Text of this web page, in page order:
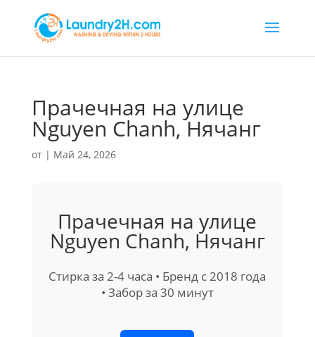
Прачечная на улице
Nguyen Chanh, Нячанг
от | Май 24, 2026
Прачечная на улице
Nguyen Chanh, Нячанг
Стирка за 2-4 часа • Бренд с 2018 года
• Забор за 30 минут